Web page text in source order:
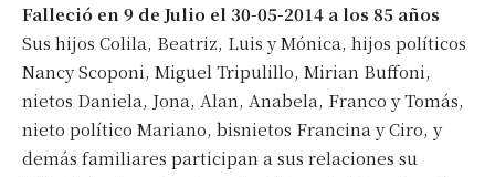
Falleció en 9 de Julio el 30-05-2014 a los 85 años
Sus hijos Colila, Beatriz, Luis y Mónica, hijos políticos
Nancy Scoponi, Miguel Tripulillo, Mirian Buffoni,
nietos Daniela, Jona, Alan, Anabela, Franco y Tomás,
nieto político Mariano, bisnietos Francina y Ciro, y
demás familiares participan a sus relaciones su